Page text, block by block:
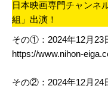
日本映画専門チャンネ
組」出演！
その①：2024年12月23
https://www.nihon-
その②：2024年12月24